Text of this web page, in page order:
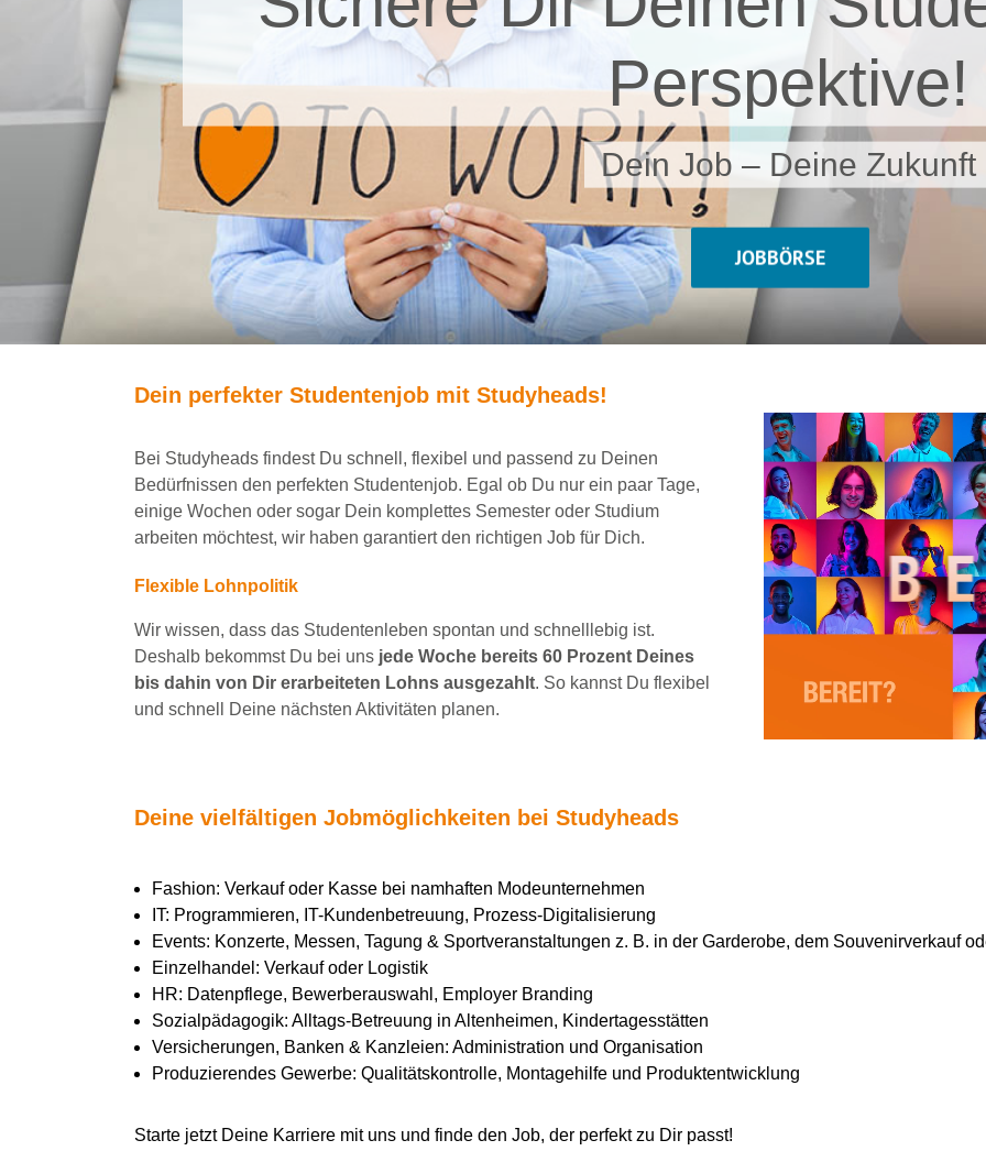
Perspektive!
Dein Job – Deine Zukunft
JOBBÖRSE
Dein perfekter Studentenjob mit Studyheads!
Bei Studyheads findest Du schnell, flexibel und passend zu Deinen
Bedürfnissen den perfekten Studentenjob. Egal ob Du nur ein paar Tage,
einige Wochen oder sogar Dein komplettes Semester oder Studium
arbeiten möchtest, wir haben garantiertden richtigen Job für Dich.
Flexible Lohnpolitik
Wir wissen, dass das Studentenleben spontan und schnelllebig ist.
Deshalb bekommst Du bei uns jede Woche bereits 60 Prozent Deines
bis dahin von Dir erarbeiteten Lohns ausgezahlt. So kannst Du flexibel
und schnell Deine nächsten Aktivitäten planen.
Deine vielfältigen Jobmöglichkeiten bei Studyheads
Fashion: Verkauf oder Kasse bei namhaften Modeunternehmen
IT: Programmieren, IT-Kundenbetreuung, Prozess-Digitalisierung
Events: Konzerte, Messen, Tagung & Sportveranstaltungen z. B. in der Garderobe, dem Souvenirverkauf
Einzelhandel: Verkauf oder Logistik
HR: Datenpflege, Bewerberauswahl, Employer Branding
Sozialpädagogik: Alltags-Betreuung in Altenheimen, Kindertagesstätten
Versicherungen, Banken & Kanzleien: Administration und Organisation
Produzierendes Gewerbe: Qualitätskontrolle, Montagehilfe und Produktentwicklung
Starte jetzt Deine Karrieremit uns und finde den Job, der perfekt zu Dir passt!